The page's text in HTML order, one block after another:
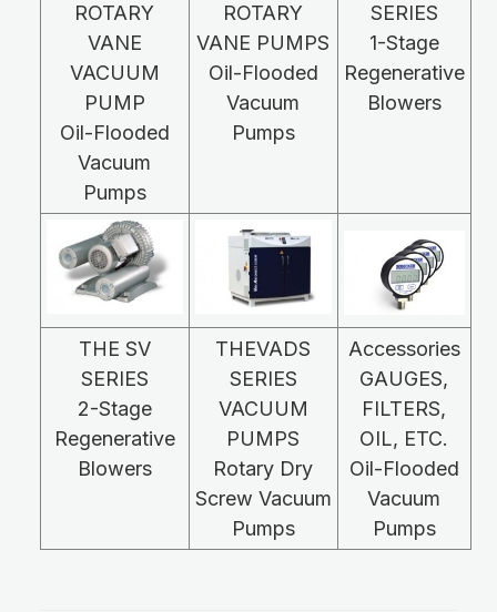
ROTARY
VANE
VACUUM
PUMP
Oil-Flooded
Vacuum
Pumps
ROTARY
VANE PUMPS
Oil-Flooded
Vacuum
Pumps
SERIES
1-Stage
Regenerative
Blowers
THE SV
SERIES
2-Stage
Regenerative
Blowers
THEVADS
SERIES
VACUUM
PUMPS
Rotary Dry
Screw Vacuum
Pumps
Accessories
GAUGES,
FILTERS,
OIL, ETC.
Oil-Flooded
Vacuum
Pumps